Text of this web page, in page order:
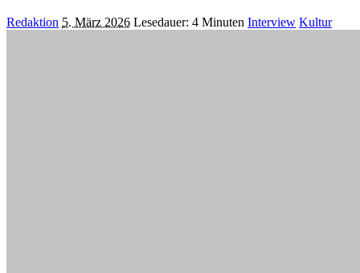
Posted
Redaktion 5. März 2026 Lesedauer: 4 Minuten Interview Kultur